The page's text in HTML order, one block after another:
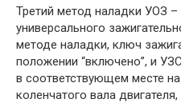
Третий метод наладки УОЗ –
универсального
методе наладки, ключ
положении “включено”, и
в соответствующем месте
коленчатого вала